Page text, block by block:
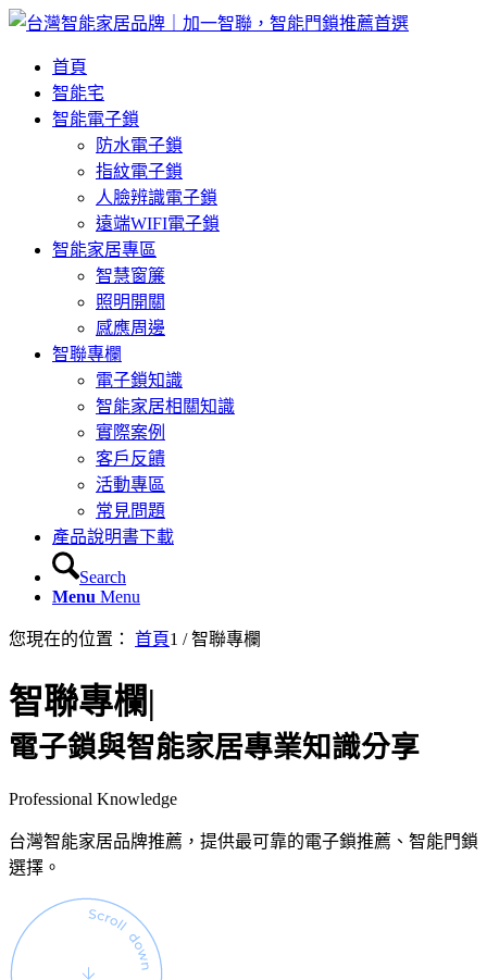
首頁
智能宅
智能電子鎖
防水電子鎖
指紋電子鎖
人臉辨識電子鎖
遠端WIFI電子鎖
智能家居專區
智慧窗簾
照明開關
感應周邊
智聯專欄
電子鎖知識
智能家居相關知識
實際案例
客戶反饋
活動專區
常見問題
產品說明書下載
Search
Menu Menu
您現在的位置： 首頁1 / 智聯專欄
智聯專欄|
電子鎖與智能家居專業知識分享
Professional Knowledge
台灣智能家居品牌推薦，提供最可靠的電子鎖推薦、智能門鎖
選擇。